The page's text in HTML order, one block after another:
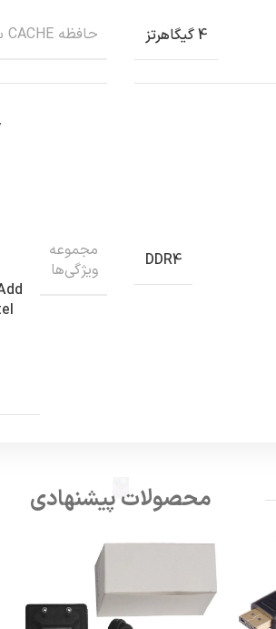
4 گیگاهرتز حافظه CACHE سطح دو
DDR4
مجموعه
ويژگي‌ها
محصولات پیشنهادی